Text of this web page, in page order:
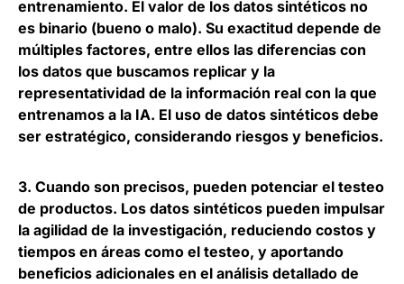
entrenamiento. El valor de los datos sintéticos no
es binario (bueno o malo). Su exactitud depende de
múltiples factores, entre ellos las diferencias con
los datos que buscamos replicar y la
representatividad de la información real con la que
entrenamos a la IA. El uso de datos sintéticos debe
ser estratégico, considerando riesgos y beneficios.
3. Cuando son precisos, pueden potenciar el testeo
de productos. Los datos sintéticos pueden impulsar
la agilidad de la investigación, reduciendo costos y
tiempos en áreas como el testeo, y aportando
beneficios adicionales en el análisis detallado de